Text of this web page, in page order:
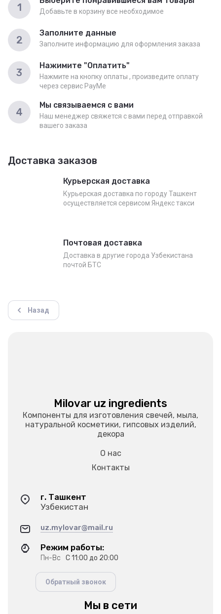
1 Добавьте в корзину все необходимое
2
Заполните данные
Заполните информацию для оформления заказа
3
Нажимите "Оплатить"
Нажмите на кнопку оплаты , произведите оплату
через сервис PayMe
4
Мы связываемся с вами
Наш менеджер свяжется с вами перед отправкой
вашего заказа
Доставка заказов
Курьерская доставка
Курьерская доставка по городу Ташкент
осуществляется сервисом Яндекс такси
Почтовая доставка
Доставка в другие города Узбекистана
почтой БТС
Назад
Milovar uz ingredients
Компоненты для изготовления свечей, мыла,
натуральной косметики, гипсовых изделий,
декора
О нас
Контакты
г. Ташкент
Узбекистан
uz.mylovar@mail.ru
Режим работы:
Пн-Вс С 11:00 до 20:00
Обратный звонок
Мы в сети